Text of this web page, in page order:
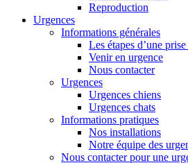
Reproduction
Urgences
Informations générales
Les étapes d’une
Venir en urgence
Nous contacter
Urgences
Urgences chiens
Urgences chats
Informations pratiques
Nos installations
Notre équipe des
Nous contacter pour une